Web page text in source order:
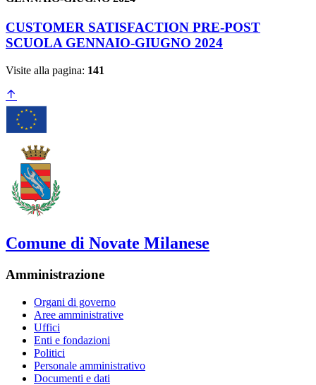
CUSTOMER SATISFACTION PRE-POST
SCUOLA GENNAIO-GIUGNO 2024
Visite alla pagina: 141
Comune di Novate Milanese
Amministrazione
Organi di governo
Aree amministrative
Uffici
Enti e fondazioni
Politici
Personale amministrativo
Documenti e dati